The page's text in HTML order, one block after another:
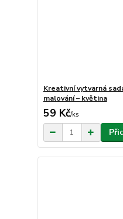
Kreativní vytvarná
malování – květina
59 Kč/ks